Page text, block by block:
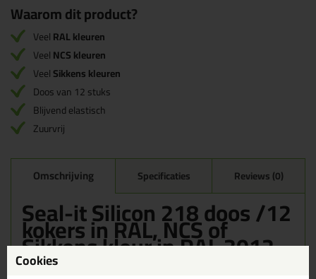
Waarom dit product?
VeelRAL kleuren
VeelNCS kleuren
VeelSikkens kleuren
Doos van 12 stuks
Blijvend elastisch
Zuurvrij
Omschrijving Specificaties Reviews (0)
Seal-it Silicon 218 doos /12
kokers in RAL, NCS of
Sikkens kleur in RAL 3012
Bestel de Seal-it Silicon 218 doos /12 kokers in RAL, NCS of
Cookies